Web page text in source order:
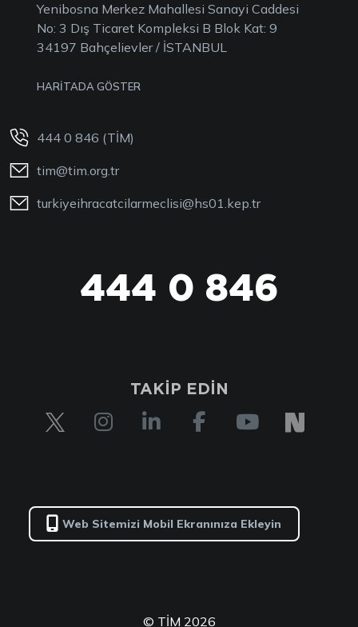
Yenibosna Merkez Mahallesi Sanayi Caddesi
No: 3 Dış Ticaret Kompleksi B Blok Kat: 9
34197 Bahçelievler / İSTANBUL
HARİTADA GÖSTER
444 0 846 (TİM)
tim@tim.org.tr
turkiyeihracatcilarmeclisi@hs01.kep.tr
444 0 846
TAKİP EDİN
Web Sitemizi Mobil Ekranınıza Ekleyin
© TİM 2026